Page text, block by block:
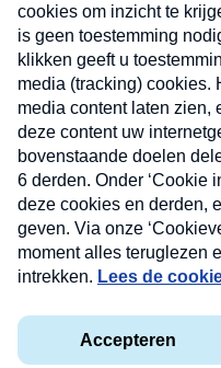
Privacyverklaring
Kwetsbaarheid melden
Nieuwsbrief
Neem hier een gratis
nieuwsbrief. Elke